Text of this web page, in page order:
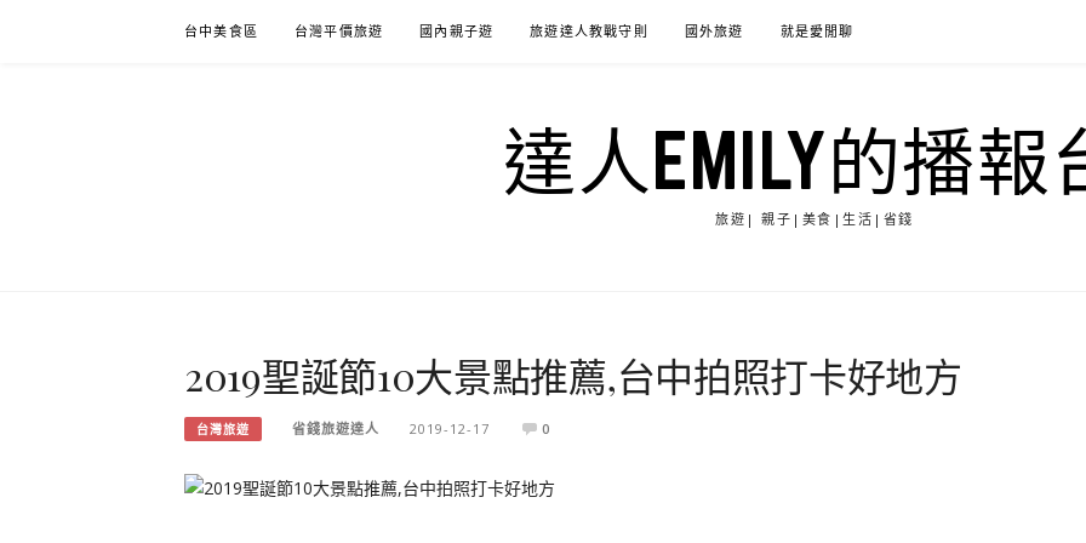
台中美食區 台灣平價旅遊 國內親子遊 旅遊達人教戰守則 國外旅遊 就是愛閒聊
達人EMILY的播報
旅遊| 親子|美食|生活|省錢
2019聖誕節10大景點推薦,台中拍照打卡好地方
台灣旅遊 省錢旅遊達人 2019-12-17 0